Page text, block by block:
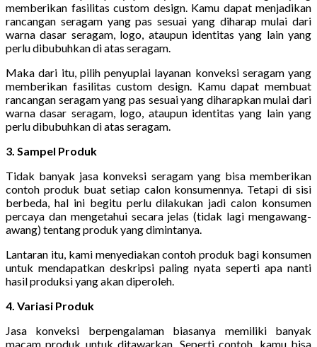
memberikan fasilitas custom design. Kamu dapat menjadikan
rancangan seragam yang pas sesuai yang diharap mulai dari
warna dasar seragam, logo, ataupun identitas yang lain yang
perlu dibubuhkan di atas seragam.
Maka dari itu, pilih penyuplai layanan konveksi seragam yang
memberikan fasilitas custom design. Kamu dapat membuat
rancangan seragam yang pas sesuai yang diharapkan mulai dari
warna dasar seragam, logo, ataupun identitas yang lain yang
perlu dibubuhkan di atas seragam.
3. Sampel Produk
Tidak banyak jasa konveksi seragam yang bisa memberikan
contoh produk buat setiap calon konsumennya. Tetapi di sisi
berbeda, hal ini begitu perlu dilakukan jadi calon konsumen
percaya dan mengetahui secara jelas (tidak lagi mengawang-
awang) tentang produk yang dimintanya.
Lantaran itu, kami menyediakan contoh produk bagi konsumen
untuk mendapatkan deskripsi paling nyata seperti apa nanti
hasil produksi yang akan diperoleh.
4. Variasi Produk
Jasa konveksi berpengalaman biasanya memiliki banyak
macam produk untuk ditawarkan. Seperti contoh, kamu bisa